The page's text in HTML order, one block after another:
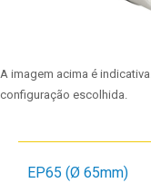
A imagem acima é
configuração escolhida.
EP65 (Ø 65mm)